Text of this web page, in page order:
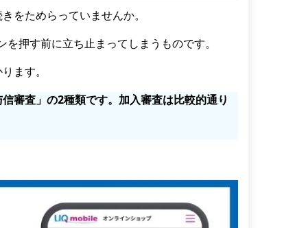
をためらっていませんか。
押す前に立ち止まってしまうものです。
ます。
審査」の2種類です。加入審査は比較的通り